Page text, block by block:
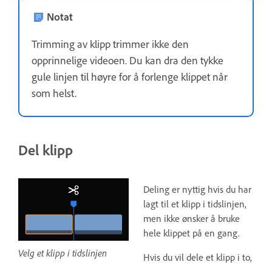
Notat
Trimming av klipp trimmer ikke den
opprinnelige videoen. Du kan dra den tykke
gule linjen til høyre for å forlenge klippet når
som helst.
Del klipp
Deling er nyttig hvis du har
lagt til et klipp i tidslinjen,
men ikke ønsker å bruke
hele klippet på en gang.
Hvis du vil dele et klipp i to,
Velg et klipp i tidslinjen